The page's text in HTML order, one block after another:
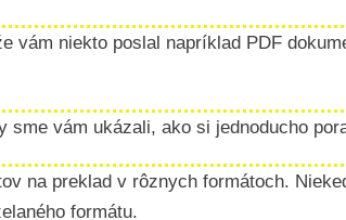
vám niekto poslal napríklad PDF
sme vám ukázali, ako si jednoducho
na preklad v rôznych formátoch.
formátu.